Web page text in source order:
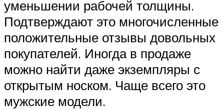
уменьшении рабочей толщины.
Подтверждают это многочисленные
положительные отзывы довольных
покупателей. Иногда в продаже
можно найти даже экземпляры с
открытым носком. Чаще всего это
мужские модели.